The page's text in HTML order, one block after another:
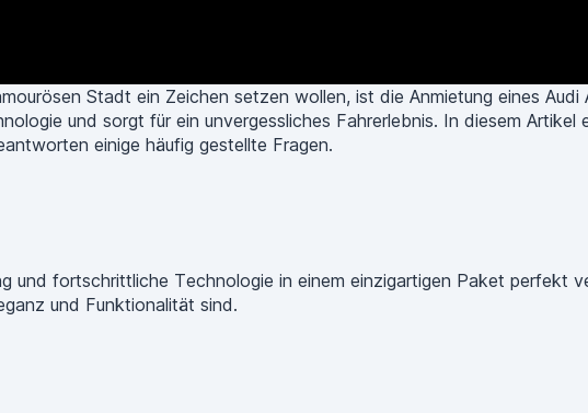
Stadt ein Zeichen setzen wollen, ist die Anmietung eines Audi
und sorgt für ein unvergessliches Fahrerlebnis. In diesem Artikel
einige häufig gestellte Fragen.
und fortschrittliche Technologie in einem einzigartigen Paket perfekt
und Funktionalität sind.